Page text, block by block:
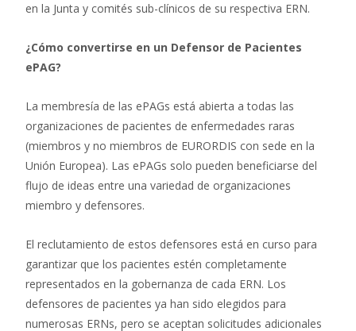
en la Junta y comités sub-clínicos de su respectiva ERN.
¿Cómo convertirse en un Defensor de Pacientes
ePAG?
La membresía de las ePAGs está abierta a todas las
organizaciones de pacientes de enfermedades raras
(miembros y no miembros de EURORDIS con sede en la
Unión Europea). Las ePAGs solo pueden beneficiarse del
flujo de ideas entre una variedad de organizaciones
miembro y defensores.
El reclutamiento de estos defensores está en curso para
garantizar que los pacientes estén completamente
representados en la gobernanza de cada ERN. Los
defensores de pacientes ya han sido elegidos para
numerosas ERNs, pero se aceptan solicitudes adicionales